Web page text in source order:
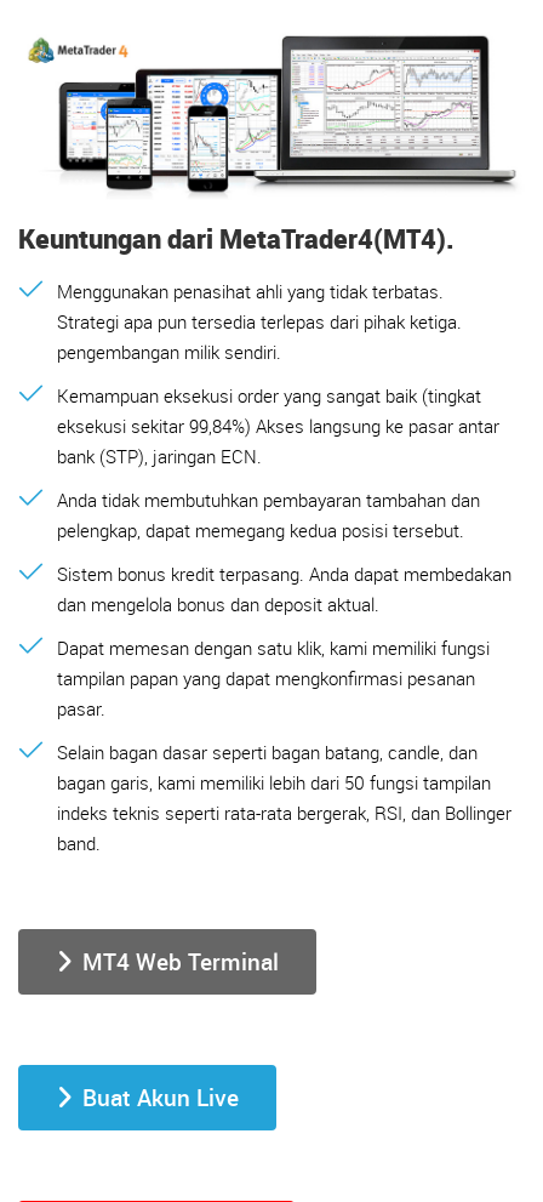
Keuntungan dari MetaTrader4(MT4).
Menggunakan penasihat ahli yang tidak terbatas.
Strategi apa pun tersedia terlepas dari pihak ketiga.
pengembangan milik sendiri.
Kemampuan eksekusi order yang sangat baik (tingkat
eksekusi sekitar 99,84%) Akses langsung ke pasar antar
bank (STP), jaringan ECN.
Anda tidak membutuhkan pembayaran tambahan dan
pelengkap, dapat memegang kedua posisi tersebut.
Sistem bonus kredit terpasang. Anda dapat membedakan
dan mengelola bonus dan deposit aktual.
Dapat memesan dengan satu klik, kami memiliki fungsi
tampilan papan yang dapat mengkonfirmasi pesanan
pasar.
Selain bagan dasar seperti bagan batang, candle, dan
bagan garis, kami memiliki lebih dari 50 fungsi tampilan
indeks teknis seperti rata-rata bergerak, RSI, dan Bollinger
band.
MT4 Web Terminal
Buat Akun Live